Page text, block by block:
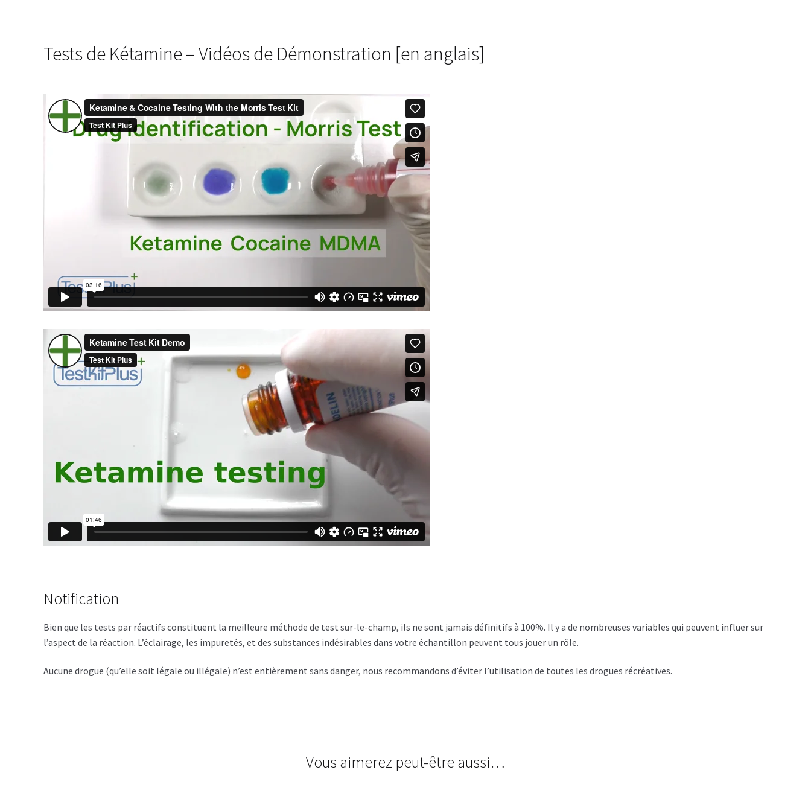
Tests de Kétamine – Vidéos de Démonstration [en anglais]
Notification
Bien que les tests par réactifs constituent la meilleure méthode de test sur-le-champ, ils ne sont jamais définitifs à 100%. Il y a de nombreuses variables qui peuvent influer sur
l’aspect de la réaction. L’éclairage, les impuretés, et des substances indésirables dans votre échantillon peuvent tous jouer un rôle.
Aucune drogue (qu’elle soit légale ou illégale) n’est entièrement sans danger, nous recommandons d’éviter l’utilisation de toutes les drogues récréatives.
Vous aimerez peut-être aussi…